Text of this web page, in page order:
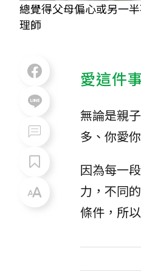
總覺得父母偏心或另一
理師
愛這件
無論是親
多、你愛
因為每一
力，不同
條件，所